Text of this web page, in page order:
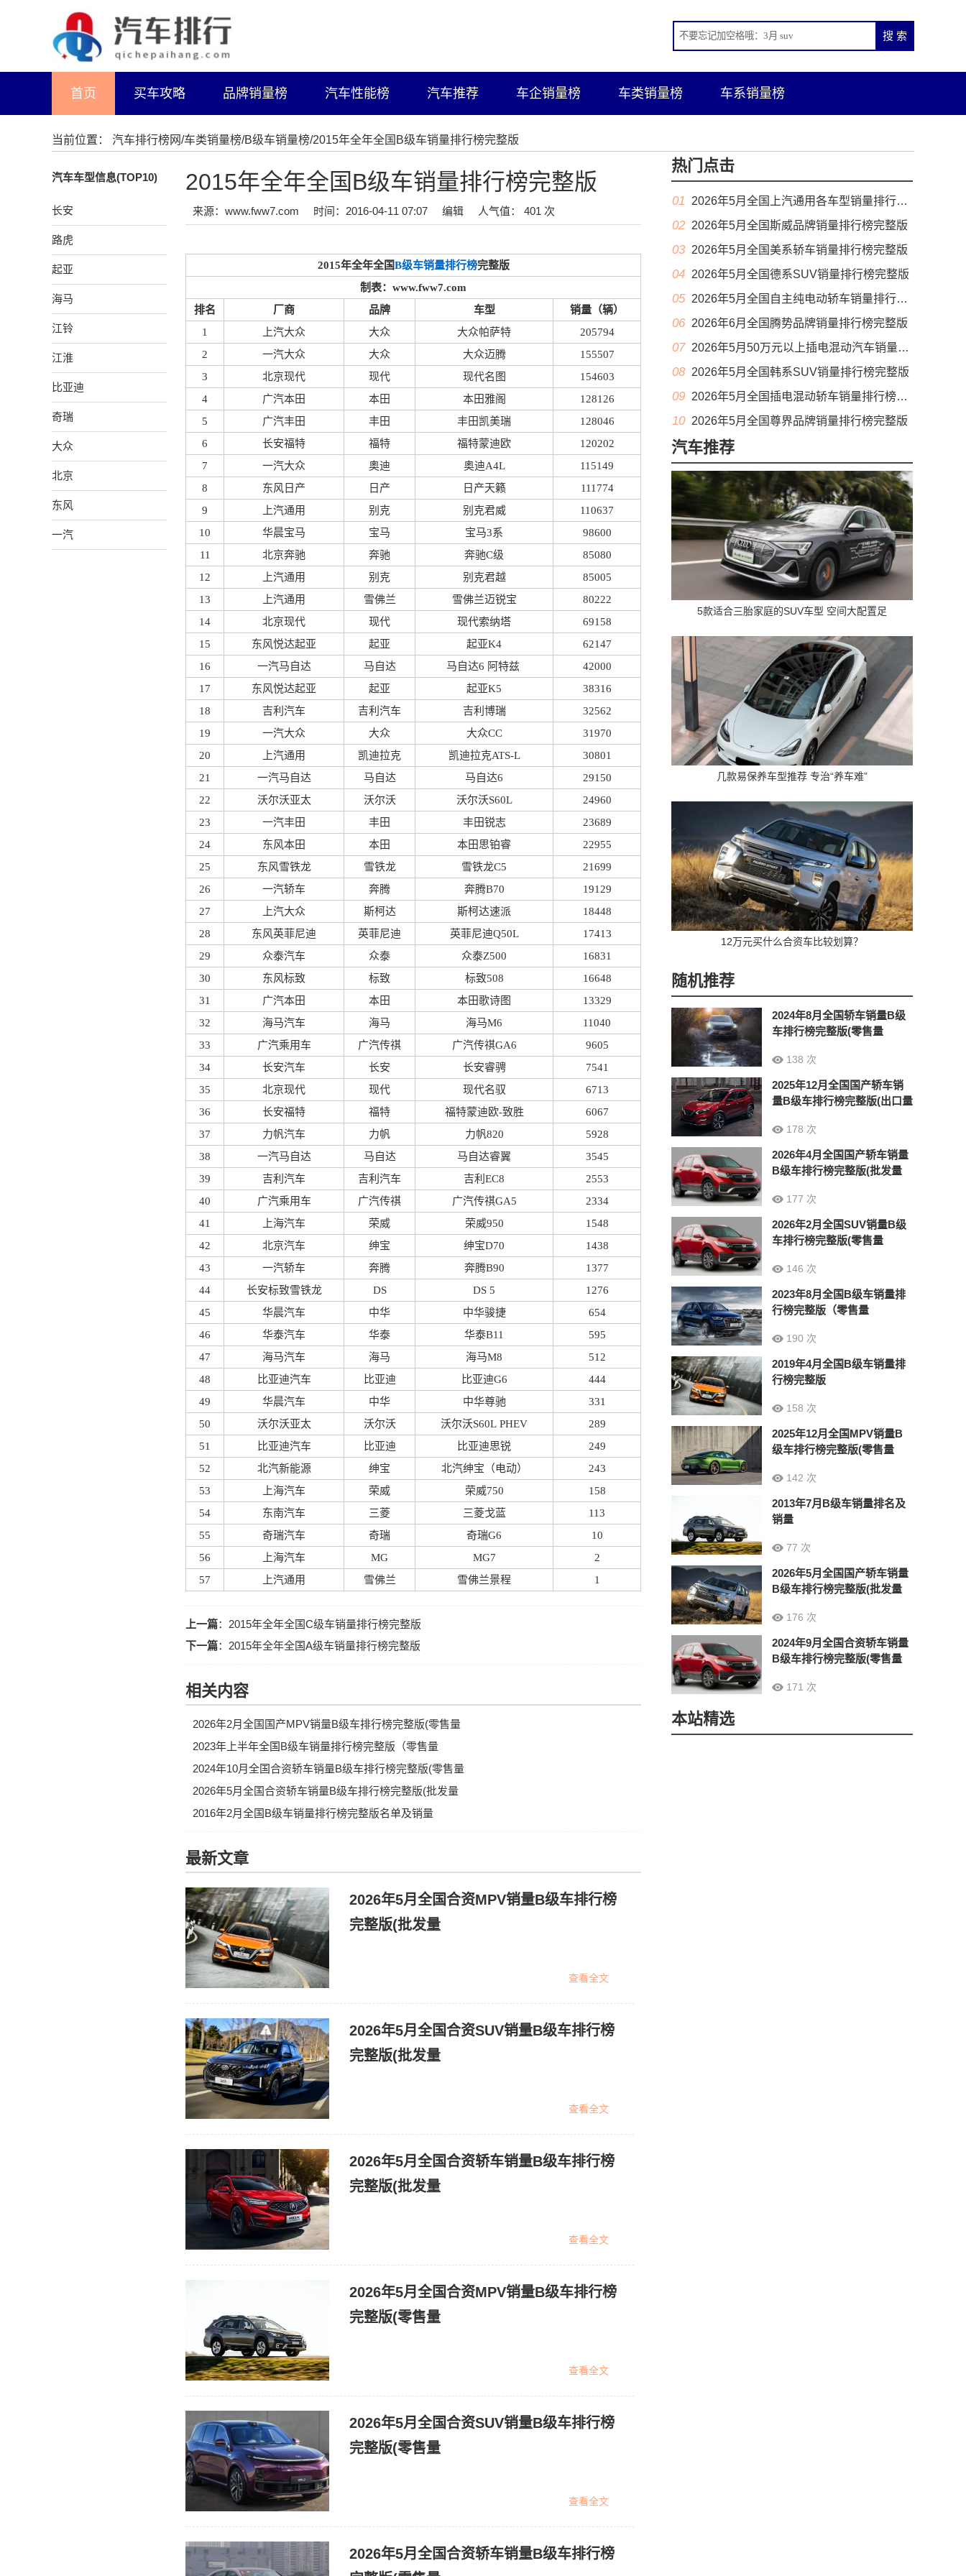
首页 买车攻略 品牌销量榜 汽车性能榜 汽车推荐 车企销量榜 车类销量榜 车系销量榜
当前位置： 汽车排行榜网/车类销量榜/B级车销量榜/2015年全年全国B级车销量排行榜完整版
汽车车型信息(TOP10)
长安
路虎
起亚
海马
江铃
江淮
比亚迪
奇瑞
大众
北京
东风
一汽
2015年全年全国B级车销量排行榜完整版
来源：www.fww7.com 时间：2016-04-11 07:07 编辑 人气值： 401 次
2015年全年全国B级车销量排行榜完整版
制表：www.fww7.com
排名
厂商 品牌 车型
销量（辆）
1
上汽大众 大众 大众帕萨特
205794
2
一汽大众 大众 大众迈腾
155507
3
北京现代 现代 现代名图
154603
4
广汽本田 本田 本田雅阁
128126
5
广汽丰田 丰田 丰田凯美瑞
128046
6
长安福特 福特 福特蒙迪欧
120202
7
一汽大众 奥迪 奥迪A4L
115149
8
东风日产 日产 日产天籁
111774
9
上汽通用 别克 别克君威
110637
10
华晨宝马 宝马 宝马3系
98600
11
北京奔驰 奔驰 奔驰C级
85080
12
上汽通用 别克 别克君越
85005
13
上汽通用 雪佛兰 雪佛兰迈锐宝
80222
14
北京现代 现代 现代索纳塔
69158
15
东风悦达起亚 起亚 起亚K4
62147
16
一汽马自达 马自达 马自达6 阿特兹
42000
17
东风悦达起亚 起亚 起亚K5
38316
18
吉利汽车 吉利汽车 吉利博瑞
32562
19
一汽大众 大众 大众CC
31970
20
上汽通用 凯迪拉克 凯迪拉克ATS-L
30801
21
一汽马自达 马自达 马自达6
29150
22
沃尔沃亚太 沃尔沃 沃尔沃S60L
24960
23
一汽丰田 丰田 丰田锐志
23689
24
东风本田 本田 本田思铂睿
22955
25
东风雪铁龙 雪铁龙 雪铁龙C5
21699
26
一汽轿车 奔腾 奔腾B70
19129
27
上汽大众 斯柯达 斯柯达速派
18448
28
东风英菲尼迪 英菲尼迪 英菲尼迪Q50L
17413
29
众泰汽车 众泰 众泰Z500
16831
30
东风标致 标致 标致508
16648
31
广汽本田 本田 本田歌诗图
13329
32
海马汽车 海马 海马M6
11040
33
广汽乘用车 广汽传祺 广汽传祺GA6
9605
34
长安汽车 长安 长安睿骋
7541
35
北京现代 现代 现代名驭
6713
36
长安福特 福特 福特蒙迪欧-致胜
6067
37
力帆汽车 力帆 力帆820
5928
38
一汽马自达 马自达 马自达睿翼
3545
39
吉利汽车 吉利汽车 吉利EC8
2553
40
广汽乘用车 广汽传祺 广汽传祺GA5
2334
41
上海汽车 荣威 荣威950
1548
42
北京汽车 绅宝 绅宝D70
1438
43
一汽轿车 奔腾 奔腾B90
1377
44
长安标致雪铁龙 DS DS 5
1276
45
华晨汽车 中华 中华骏捷
654
46
华泰汽车 华泰 华泰B11
595
47
海马汽车 海马 海马M8
512
48
比亚迪汽车 比亚迪 比亚迪G6
444
49
华晨汽车 中华 中华尊驰
331
50
沃尔沃亚太 沃尔沃 沃尔沃S60L PHEV
289
51
比亚迪汽车 比亚迪 比亚迪思锐
249
52
北汽新能源 绅宝 北汽绅宝（电动）
243
53
上海汽车 荣威 荣威750
158
54
东南汽车 三菱 三菱戈蓝
113
55
奇瑞汽车 奇瑞 奇瑞G6
10
56
上海汽车 MG MG7
2
57
上汽通用 雪佛兰 雪佛兰景程 1
上一篇： 2015年全年全国C级车销量排行榜完整版
下一篇： 2015年全年全国A级车销量排行榜完整版
相关内容
2026年2月全国国产MPV销量B级车排行榜完整版(零售量
2023年上半年全国B级车销量排行榜完整版（零售量
2024年10月全国合资轿车销量B级车排行榜完整版(零售量
2026年5月全国合资轿车销量B级车排行榜完整版(批发量
2016年2月全国B级车销量排行榜完整版名单及销量
最新文章
2026年5月全国合资MPV销量B级车排行榜
完整版(批发量
查看全文
2026年5月全国合资SUV销量B级车排行榜
完整版(批发量
查看全文
2026年5月全国合资轿车销量B级车排行榜
完整版(批发量
查看全文
2026年5月全国合资MPV销量B级车排行榜
完整版(零售量
查看全文
2026年5月全国合资SUV销量B级车排行榜
完整版(零售量
查看全文
2026年5月全国合资轿车销量B级车排行榜
热门点击
01 2026年5月全国上汽通用各车型销量排行榜完整版
02 2026年5月全国斯威品牌销量排行榜完整版
03 2026年5月全国美系轿车销量排行榜完整版
04 2026年5月全国德系SUV销量排行榜完整版
05 2026年5月全国自主纯电动轿车销量排行榜完整版(出口量
06 2026年6月全国腾势品牌销量排行榜完整版
07 2026年5月50万元以上插电混动汽车销量排行榜（零售量）
08 2026年5月全国韩系SUV销量排行榜完整版
09 2026年5月全国插电混动轿车销量排行榜完整版(出口量
10 2026年5月全国尊界品牌销量排行榜完整版
汽车推荐
5款适合三胎家庭的SUV车型 空间大配置足
几款易保养车型推荐 专治“养车难”
12万元买什么合资车比较划算？
随机推荐
2024年8月全国轿车销量B级
车排行榜完整版(零售量
138 次
2025年12月全国国产轿车销
量B级车排行榜完整版(出口量
178 次
2026年4月全国国产轿车销量
B级车排行榜完整版(批发量
177 次
2026年2月全国SUV销量B级
车排行榜完整版(零售量
146 次
2023年8月全国B级车销量排
行榜完整版（零售量
190 次
2019年4月全国B级车销量排
行榜完整版
158 次
2025年12月全国MPV销量B
级车排行榜完整版(零售量
142 次
2013年7月B级车销量排名及
销量
77 次
2026年5月全国国产轿车销量
B级车排行榜完整版(批发量
176 次
2024年9月全国合资轿车销量
B级车排行榜完整版(零售量
171 次
本站精选